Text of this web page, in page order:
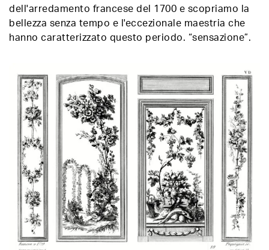
dell'arredamento francese del 1700 e scopriamo la
bellezza senza tempo e l'eccezionale maestria che
hanno caratterizzato questo periodo. “sensazione”.